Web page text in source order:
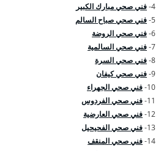
4- فني صحي مبارك الكبير
5- فني صحي صباح السالم
6- فني صحي الروضة
7- فني صحي السالمية
8- فني صحي السرة
9- فني صحي كيفان
10- فني صحي الجهراء
11- فني صحي الفردوس
12- فني صحي العارضية
13- فني صحي الفحيحيل
14- فني صحي المنقف